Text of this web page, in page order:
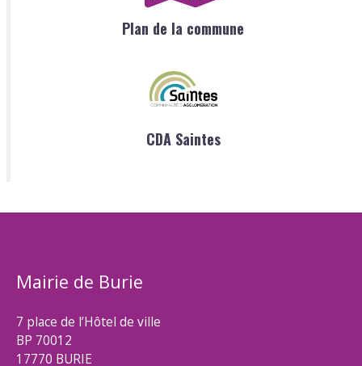
Plan de la commune
CDA Saintes
Mairie de Burie
7 place de l’Hôtel de ville
BP 70012
17770 BURIE